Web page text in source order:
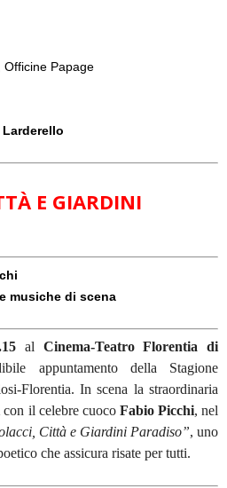
Officine Papage
E GIARDINI
musiche di scena
al Cinema-Teatro Florentia di
appuntamento della Stagione
Florentia. In scena la straordinaria
con il celebre cuoco Fabio Picchi, nel
Città e Giardini Paradiso”, uno
che assicura risate per tutti.